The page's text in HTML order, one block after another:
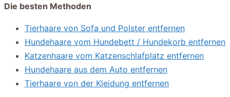
Die besten Methoden
Tierhaare von Sofa und Polster entfernen
Hundehaare vom Hundebett / Hundekorb entfernen
Katzenhaare vom Katzenschlafplatz entfernen
Hundehaare aus dem Auto entfernen
Tierhaare von der Kleidung entfernen